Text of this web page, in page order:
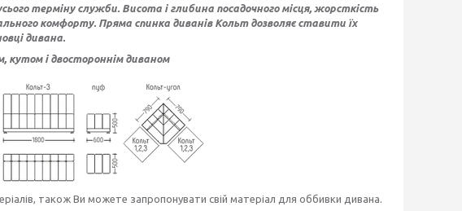
терміну служби. Висота і глибина посадочного місця, жорсткість
комфорту. Пряма спинка диванів Кольт дозволяє ставити їх
дивана.
кутом і двостороннім диваном
також Ви можете запропонувати свій матеріал для оббивки дивана.